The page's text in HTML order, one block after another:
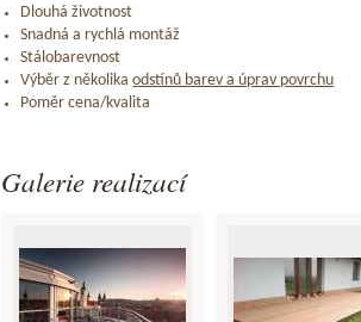
Dlouhá životnost
Snadná a rychlá montáž
Stálobarevnost
Výběr z několikaodstínů barev a úprav povrchu
Poměr cena/kvalita
Galerie realizací